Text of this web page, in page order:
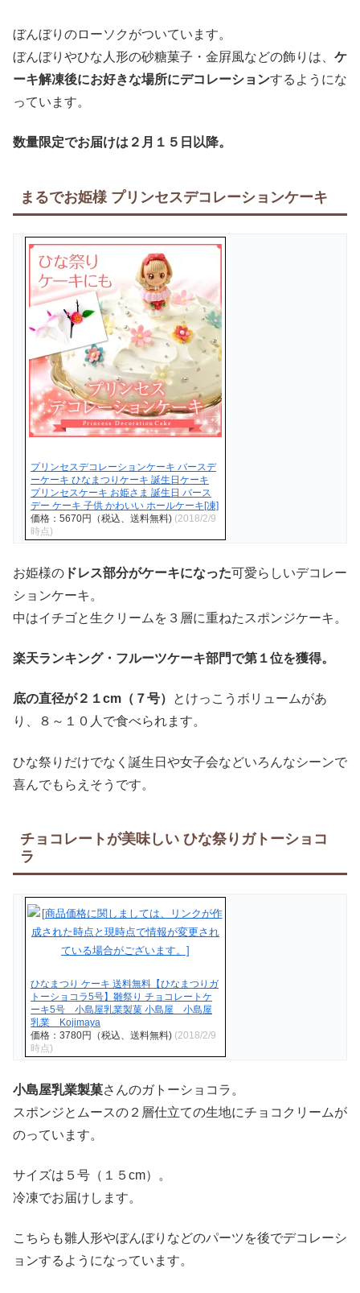
ぼんぼりのローソクがついています。
ぼんぼりやひな人形の砂糖菓子・金屛風などの飾りは、 ケ
ーキ解凍後にお好きな場所にデコレーションするようにな
っています。
数量限定でお届けは２月１５日以降。
まるでお姫様 プリンセスデコレーションケーキ
プリンセスデコレーションケーキ バースデ
ーケーキ ひなまつりケーキ 誕生日ケーキ
プリンセスケーキ お姫さま 誕生日 バース
デー ケーキ 子供 かわいい ホールケーキ[凍]
価格：5670円（税込、送料無料) (2018/2/9
時点)
お姫様の ドレス部分がケーキになった可愛らしいデコレー
ションケーキ。
中はイチゴと生クリームを３層に重ねたスポンジケーキ。
楽天ランキング・フルーツケーキ部門で第１位を獲得。
底の直径が２１cm（７号）
とけっこうボリュームがあ
り、８～１０人で食べられます。
ひな祭りだけでなく誕生日や女子会などいろんなシーンで
喜んでもらえそうです。
チョコレートが美味しい ひな祭りガトーショコ
ラ
ひなまつり ケーキ 送料無料【ひなまつりガ
トーショコラ5号】雛祭り チョコレートケ
ーキ5号 小島屋乳業製菓 小島屋 小島屋
乳業 Kojimaya
価格：3780円（税込、送料無料) (2018/2/9
時点)
小島屋乳業製菓さんのガトーショコラ。
スポンジとムースの２層仕立ての生地にチョコクリームが
のっています。
サイズは５号（１５cm）。
冷凍でお届けします。
こちらも雛人形やぼんぼりなどのパーツを後でデコレーシ
ョンするようになっています。